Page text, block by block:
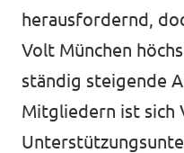
herausfordernd,
Volt München
ständig steigende
Mitgliedern ist sich